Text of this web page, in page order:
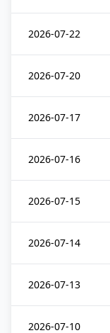
2026-07-22
2026-07-20
2026-07-17
2026-07-16
2026-07-15
2026-07-14
2026-07-13
2026-07-10